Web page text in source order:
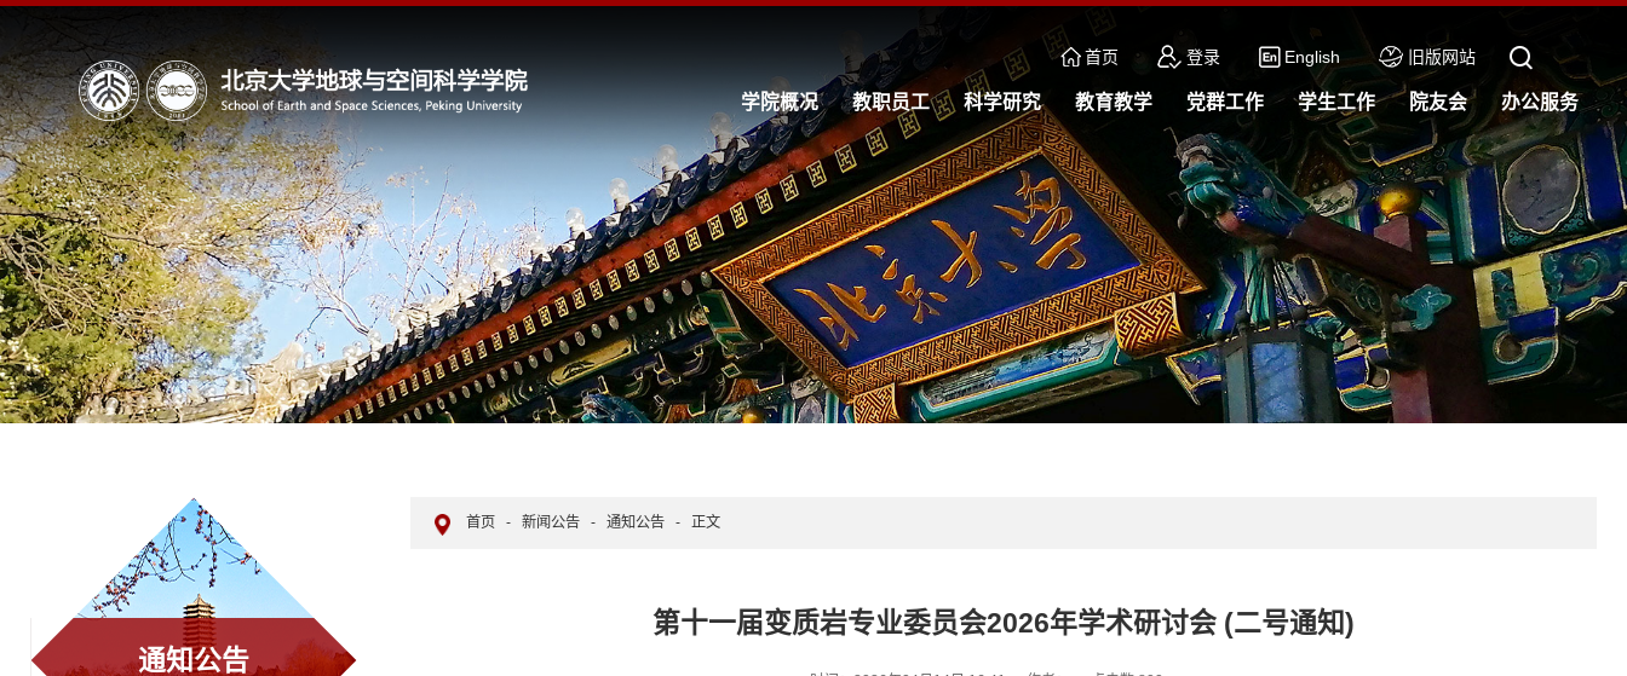
首页 登录 English 旧版网站
学院概况 教职员工 科学研究 教育教学 党群工作 学生工作 院友会 办公服务
通知公告
首页 - 新闻公告 - 通知公告 - 正文
第十一届变质岩专业委员会2026年学术研讨会 (二号通知)